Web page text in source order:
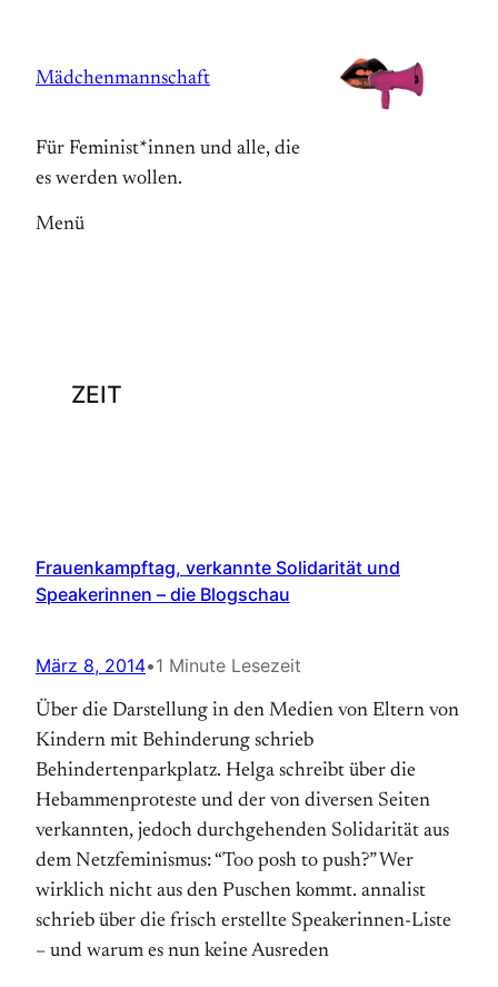
springen
Mädchenmannschaft
Für Feminist*innen und alle, die
es werden wollen.
Menü
ZEIT
Frauenkampftag, verkannte Solidarität und
Speakerinnen – die Blogschau
März 8, 2014•1 Minute Lesezeit
Über die Darstellung in den Medien von Eltern von
Kindern mit Behinderung schrieb
Behindertenparkplatz. Helga schreibt über die
Hebammenproteste und der von diversen Seiten
verkannten, jedoch durchgehenden Solidarität aus
dem Netzfeminismus: “Too posh to push?” Wer
wirklich nicht aus den Puschen kommt. annalist
schrieb über die frisch erstellte Speakerinnen-Liste
– und warum es nun keine Ausreden